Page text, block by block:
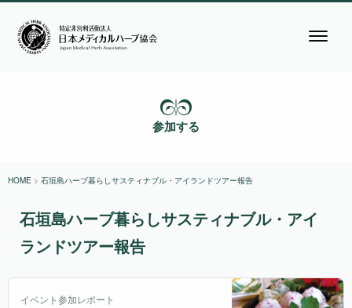
参加する
HOME > 石垣島ハーブ暮らしサスティナブル・アイランドツアー報告
石垣島ハーブ暮らしサスティナブル・アイ
ランドツアー報告
イベント参加レポート